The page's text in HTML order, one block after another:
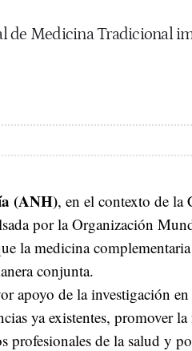
de Medicina Tradicional
(ANH), en el contexto de la
por la Organización
la medicina
conjunta.
apoyo de la investigación en
ya existentes, promover
profesionales de la salud y